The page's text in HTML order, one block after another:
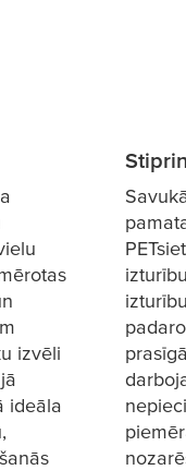
izvēli
ideāla